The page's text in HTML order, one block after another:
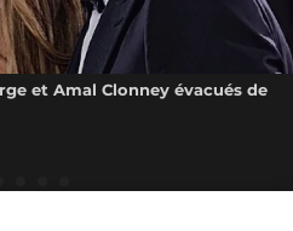
et Amal Clonney évacués de